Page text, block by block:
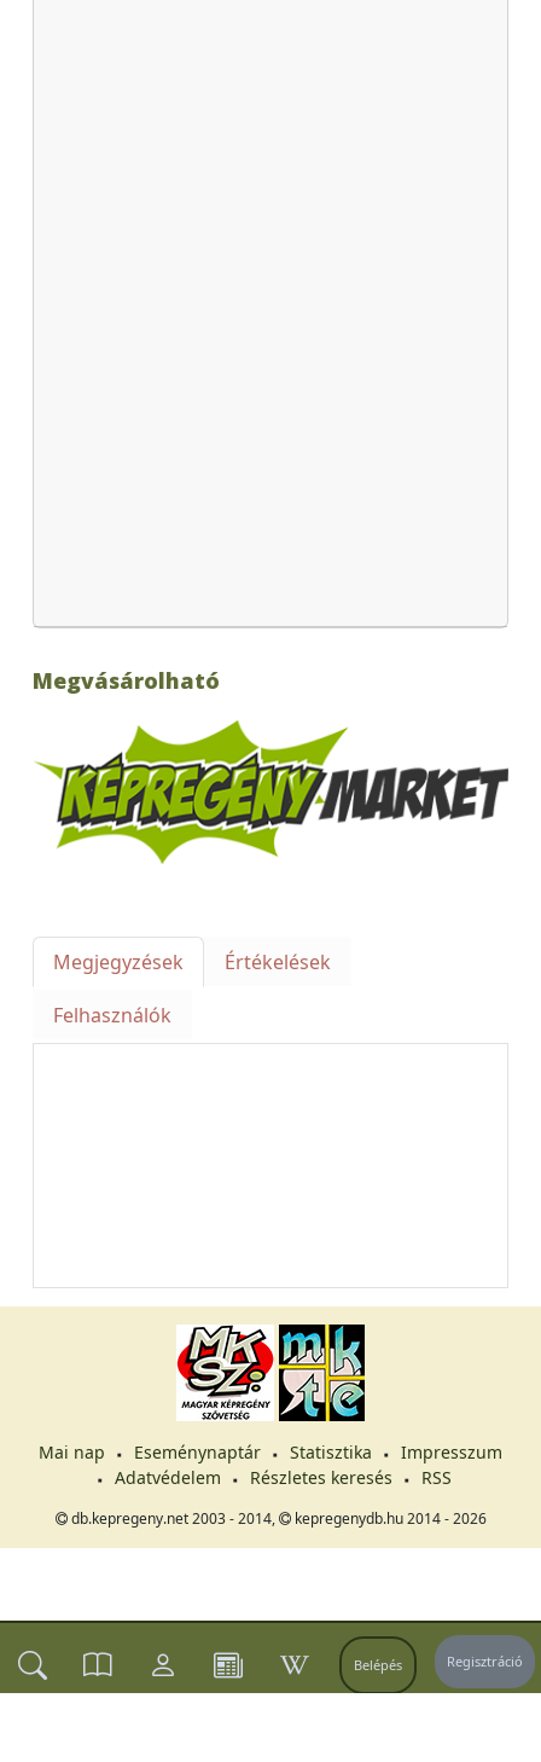
Belépés Regisztráció
Megvásárolható
Megjegyzések
Értékelések
Felhasználók
Mai nap Eseménynaptár Statisztika
Impresszum
Adatvédelem
Részletes keresés RSS
db.kepregeny.net 2003 - 2014, kepregenydb.hu 2014 - 2026